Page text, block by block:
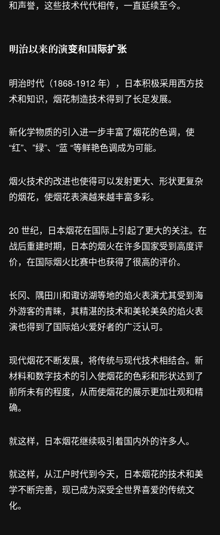
和声誉，这些技术代代相传，一直延续至今。
明治以来的演变和国际扩张
明治时代（1868-1912 年），日本积极采用西方技
术和知识，烟花制造技术得到了长足发展。
新化学物质的引入进一步丰富了烟花的色调，使
“红”、”绿”、”蓝 “等鲜艳色调成为可能。
烟火技术的改进也使得可以发射更大、形状更复杂
的烟花，使烟花表演越来越丰富多彩。
20 世纪，日本烟花在国际上引起了更大的关注。在
战后重建时期，日本的烟火在许多国家受到高度评
价，在国际烟火比赛中也获得了很高的评价。
长冈、隅田川和诹访湖等地的焰火表演尤其受到海
外游客的青睐，其精湛的技术和美轮美奂的焰火表
演也得到了国际焰火爱好者的广泛认可。
现代烟花不断发展，将传统与现代技术相结合。新
材料和数字技术的引入使烟花的色彩和形状达到了
前所未有的程度，从而使烟花的展示更加壮观和精
确。
就这样，日本烟花继续吸引着国内外的许多人。
就这样，从江户时代到今天，日本烟花的技术和美
学不断完善，现已成为深受全世界喜爱的传统文
化。